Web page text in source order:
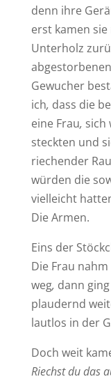
denn ihre
erst kamen
Unterholz
Gewucher
ich, dass die
eine Frau, sich
steckten und
riechender
würden die
vielleicht
Die Armen.
Eins der
Die Frau
weg, dann
plaudernd
lautlos in der
Doch weit
Riechst du das